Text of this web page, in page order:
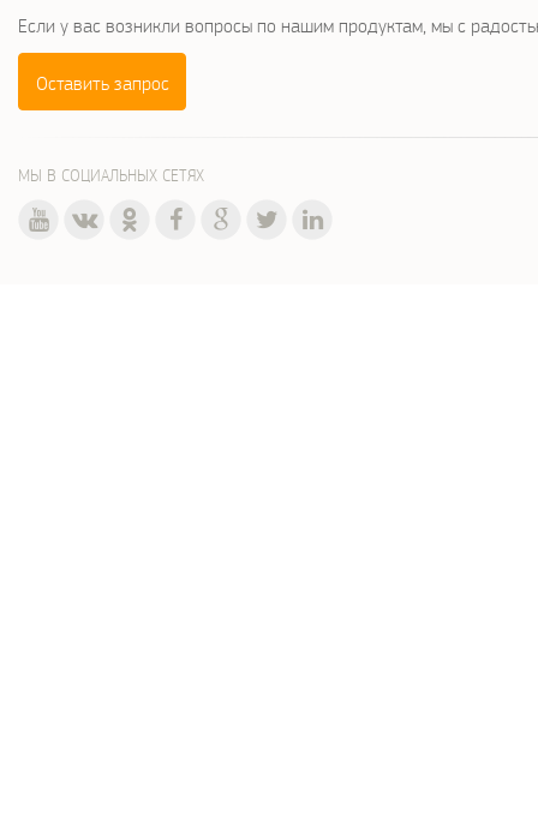
Если у вас возникли вопросы по нашим продуктам, мы с
Оставить запрос
МЫ В СОЦИАЛЬНЫХ СЕТЯХ